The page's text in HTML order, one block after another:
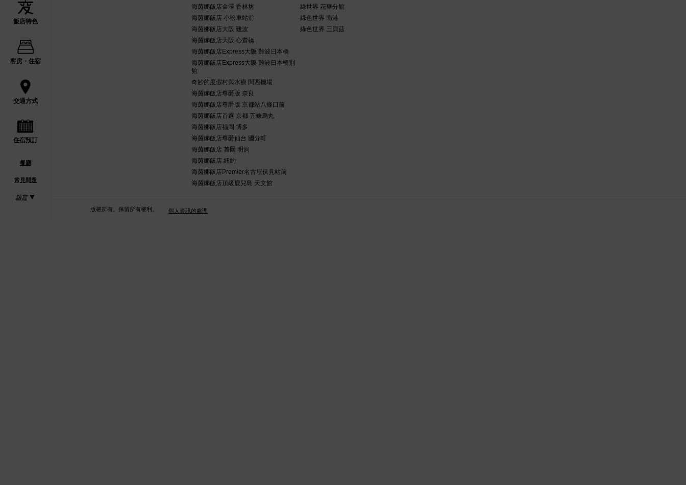
飯店特色
客房・住宿
交通方式
住宿預訂
餐廳
常見問題
語言
海茵娜飯店金澤 香林坊
海茵娜飯店 小松車站前
海茵娜飯店大阪 難波
海茵娜飯店大阪 心齋橋
海茵娜飯店Express大阪 難波日本橋
海茵娜飯店Express大阪 難波日本橋別
館
奇妙的度假村與水療 関西機場
海茵娜飯店尊爵版 奈良
海茵娜飯店尊爵版 京都站八條口前
海茵娜飯店首選 京都 五條烏丸
海茵娜飯店福岡 博多
海茵娜飯店尊爵仙台 國分町
海茵娜飯店 首爾 明洞
海茵娜飯店 紐約
海茵娜飯店Premier名古屋伏見站前
海茵娜飯店頂級鹿兒島 天文館
綠世界 花華分館
綠色世界 南港
綠色世界 三貝茲
版權所有。保留所有權利。 個人資訊的處理